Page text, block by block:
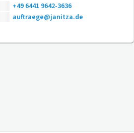
+49 6441 9642-3636
auftraege@janitza.de